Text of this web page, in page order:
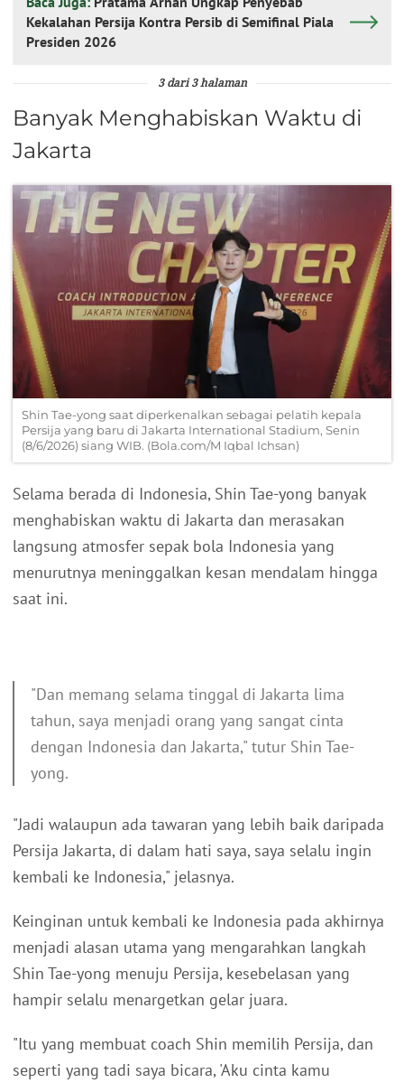
Kekalahan Persija Kontra Persib di Semifinal Piala
Presiden 2026
3 dari 3 halaman
Banyak Menghabiskan Waktu di
Jakarta
Shin Tae-yong saat diperkenalkan sebagai pelatih kepala
Persija yang baru di Jakarta International Stadium, Senin
(8/6/2026) siang WIB. (Bola.com/M Iqbal Ichsan)
Selama berada di Indonesia, Shin Tae-yong banyak
menghabiskan waktu di Jakarta dan merasakan
langsung atmosfer sepak bola Indonesia yang
menurutnya meninggalkan kesan mendalam hingga
saat ini.
"Dan memang selama tinggal di Jakarta lima
tahun, saya menjadi orang yang sangat cinta
dengan Indonesia dan Jakarta," tutur Shin Tae-
yong.
"Jadi walaupun ada tawaran yang lebih baik daripada
Persija Jakarta, di dalam hati saya, saya selalu ingin
kembali ke Indonesia," jelasnya.
Keinginan untuk kembali ke Indonesia pada akhirnya
menjadi alasan utama yang mengarahkan langkah
Shin Tae-yong menuju Persija, kesebelasan yang
hampir selalu menargetkan gelar juara.
"Itu yang membuat coach Shin memilih Persija, dan
seperti yang tadi saya bicara, 'Aku cinta kamu